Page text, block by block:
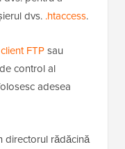
dvs. .htaccess.
client FTPsau
control al
adesea
directorul rădăcină